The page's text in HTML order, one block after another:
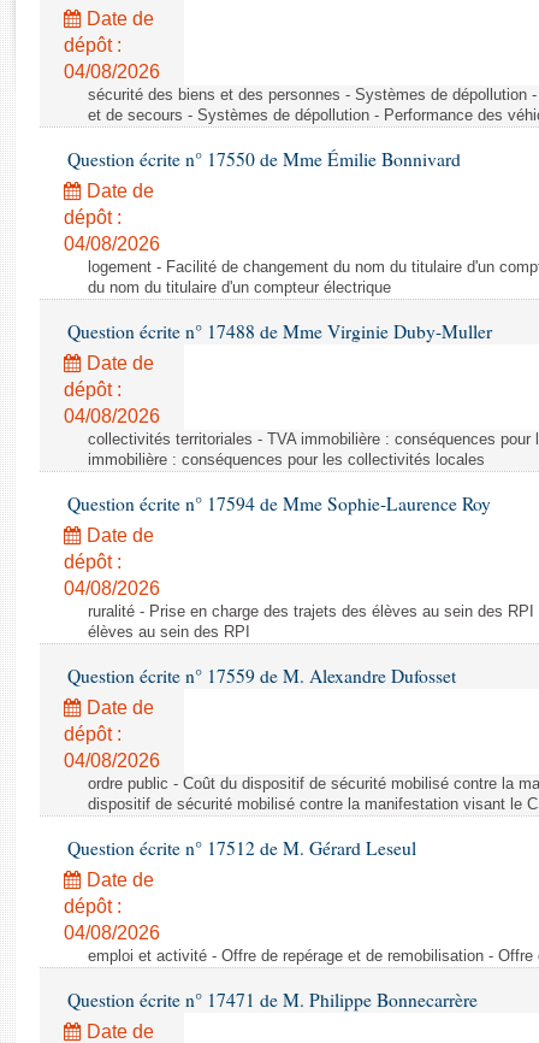
Rapports législatifs
Rapports sur l'application des lois
Baromètre de l’application des lois
Dossiers législatifs
Budget et sécurité sociale
Questions écrites et orales
Comptes rendus des débats
Date de
dépôt :
04/08/2026
sécurité des biens et des personnes - Systèmes de dépollution
et de secours - Systèmes de dépollution - Performance des
Question écrite n° 17550 de Mme Émilie Bonnivard
Date de
dépôt :
04/08/2026
logement - Facilité de changement du nom du titulaire d'un
du nom du titulaire d'un compteur électrique
Question écrite n° 17488 de Mme Virginie Duby-Muller
Date de
dépôt :
04/08/2026
collectivités territoriales - TVA immobilière : conséquences
immobilière : conséquences pour les collectivités locales
Question écrite n° 17594 de Mme Sophie-Laurence Roy
Date de
dépôt :
04/08/2026
ruralité - Prise en charge des trajets des élèves au sein des
élèves au sein des RPI
Question écrite n° 17559 de M. Alexandre Dufosset
Date de
dépôt :
04/08/2026
ordre public - Coût du dispositif de sécurité mobilisé contre la
dispositif de sécurité mobilisé contre la manifestation visant le
Question écrite n° 17512 de M. Gérard Leseul
Date de
dépôt :
04/08/2026
emploi et activité - Offre de repérage et de remobilisation -
Question écrite n° 17471 de M. Philippe Bonnecarrère
Date de